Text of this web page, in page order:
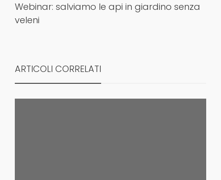
Webinar: salviamo le api in giardino senza
veleni
ARTICOLI CORRELATI